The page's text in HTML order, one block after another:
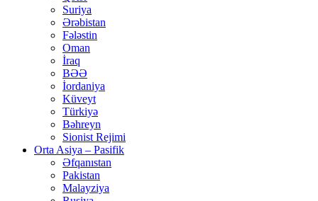
Suriya
Ərəbistan
Fələstin
Oman
İraq
BƏƏ
İordaniya
Küveyt
Türkiyə
Bəhreyn
Sionist Rejimi
Orta Asiya – Pasifik
Əfqanıstan
Pakistan
Malayziya